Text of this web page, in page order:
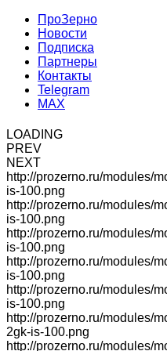
ПроЗерно
Новости
Подписка
Партнеры
Контакты
Telegram
MAX
LOADING
PREV
NEXT
http://prozerno.ru/modules/
is-100.png
http://prozerno.ru/modules/
is-100.png
http://prozerno.ru/modules/
is-100.png
http://prozerno.ru/modules/
is-100.png
http://prozerno.ru/modules/
is-100.png
http://prozerno.ru/modules/
2gk-is-100.png
http://prozerno.ru/modules/